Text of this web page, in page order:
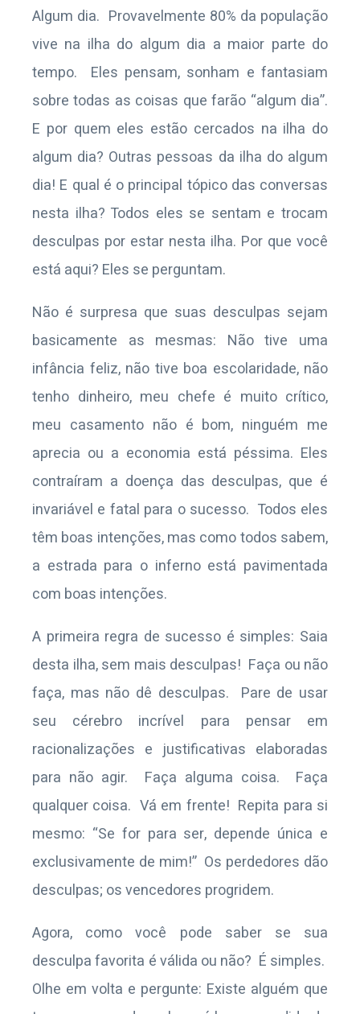
Algum dia. Provavelmente 80% da população
vive na ilha do algum dia a maior parte do
tempo. Eles pensam, sonham e fantasiam
sobre todas as coisas que farão “algum dia”.
E por quem eles estão cercados na ilha do
algum dia? Outras pessoas da ilha do algum
dia! E qual é o principal tópico das conversas
nesta ilha? Todos eles se sentam e trocam
desculpas por estar nesta ilha. Por que você
está aqui? Eles se perguntam.
Não é surpresa que suas desculpas sejam
basicamente as mesmas: Não tive uma
infância feliz, não tive boa escolaridade, não
tenho dinheiro, meu chefe é muito crítico,
meu casamento não é bom, ninguém me
aprecia ou a economia está péssima. Eles
contraíram a doença das desculpas, que é
invariável e fatal para o sucesso. Todos eles
têm boas intenções, mas como todos sabem,
a estrada para o inferno está pavimentada
com boas intenções.
A primeira regra de sucesso é simples: Saia
desta ilha, sem mais desculpas! Faça ou não
faça, mas não dê desculpas. Pare de usar
seu cérebro incrível para pensar em
racionalizações e justificativas elaboradas
para não agir. Faça alguma coisa. Faça
qualquer coisa. Vá em frente! Repita para si
mesmo: “Se for para ser, depende única e
exclusivamente de mim!” Os perdedores dão
desculpas; os vencedores progridem.
Agora, como você pode saber se sua
desculpa favorita é válida ou não? É simples.
Olhe em volta e pergunte: Existe alguém que